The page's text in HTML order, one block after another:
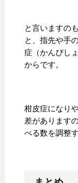
と言いますの
と、指先や手
症（かんぴし
からです。
柑皮症になり
差があります
べる数を調整